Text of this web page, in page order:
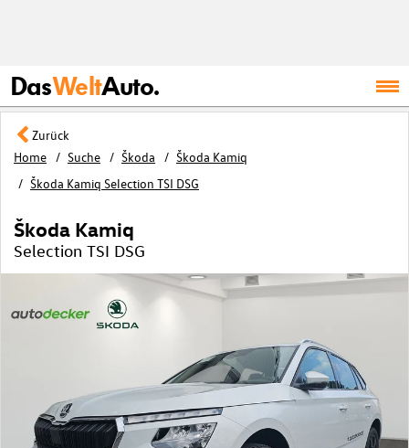
DasWeltAuto.
Zurück
Home
Suche Škoda
Škoda Kamiq
Škoda Kamiq Selection TSI DSG
Škoda Kamiq
Selection TSI DSG